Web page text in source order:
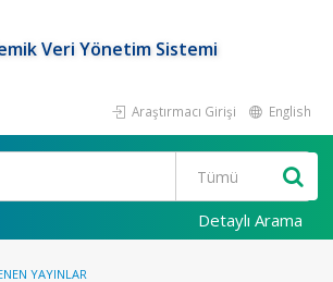
Veri Yönetim Sistemi
Araştırmacı Girişi English
Detaylı Arama
YAYINLAR